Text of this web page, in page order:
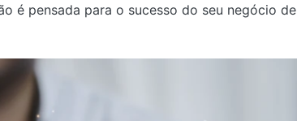
é pensada para o sucesso do seu negócio de